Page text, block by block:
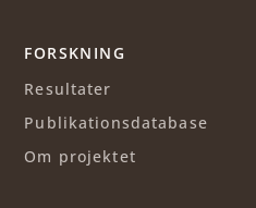
FORSKNING
Resultater
Publikationsdatabase
Om projektet